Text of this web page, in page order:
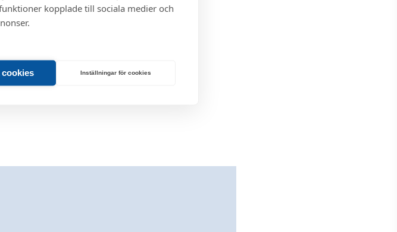
kopplade till sociala medier och
Inställningar för cookies